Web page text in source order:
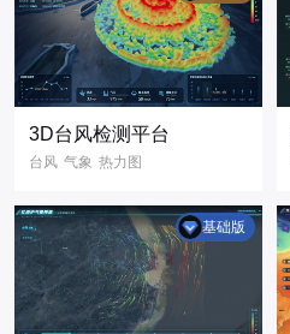
数字孪生
数据可视化 大屏
信息
GIS
3D台风检测平台
台风 气象 热力图
天气监测
3D可视化
三维渲染
3D地图
三维地图
基础版